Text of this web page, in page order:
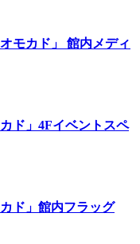
モカド」 館内メディ
ド」4Fイベントスペ
ド」館内フラッグ